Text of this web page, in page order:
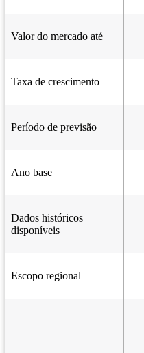
Valor do mercado até
Taxa de crescimento
Período de previsão
Ano base
Dados históricos
disponíveis
Escopo regional